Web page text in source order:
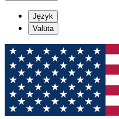
Język
Valūta